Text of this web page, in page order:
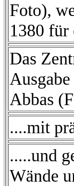
Foto),
1380 für
Das
Abbas
....mit
.....und
Wände